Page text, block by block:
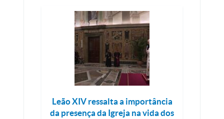
Leão XIV ressalta a importância
da presença da Igreja na vida dos